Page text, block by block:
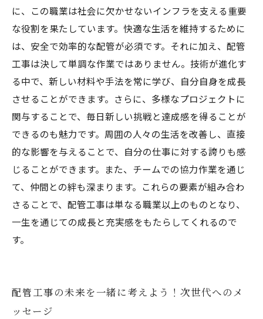
に、この職業は社会に欠かせないインフラを支える重要
な役割を果たしています。快適な生活を維持するために
は、安全で効率的な配管が必須です。それに加え、配管
工事は決して単調な作業ではありません。技術が進化す
る中で、新しい材料や手法を常に学び、自分自身を成長
させることができます。さらに、多様なプロジェクトに
関与することで、毎日新しい挑戦と達成感を得ることが
できるのも魅力です。周囲の人々の生活を改善し、直接
的な影響を与えることで、自分の仕事に対する誇りも感
じることができます。また、チームでの協力作業を通じ
て、仲間との絆も深まります。これらの要素が組み合わ
さることで、配管工事は単なる職業以上のものとなり、
一生を通じての成長と充実感をもたらしてくれるので
す。
配管工事の未来を一緒に考えよう！次世代へのメ
ッセージ